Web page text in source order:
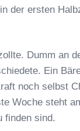
der ersten
Dumm an
Ein
noch selbst
Woche steht
finden sind.